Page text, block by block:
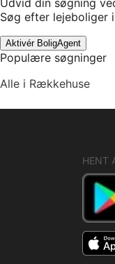
Udvid din søgning
Søg efter lejeboliger
Aktivér BoligAgent
Populære søgninger
Alle i Rækkehuse
HENT